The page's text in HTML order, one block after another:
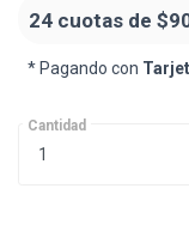
24 cuotas de
* Pagando con
Cantidad